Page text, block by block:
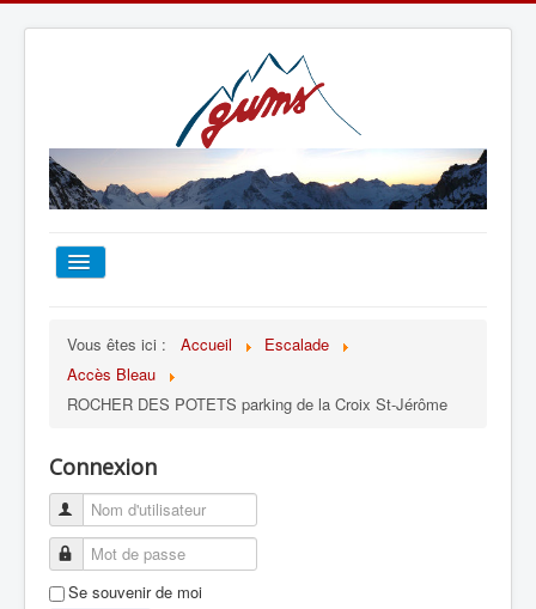
TOUT SUR LE GUMS
ALPINISME
SKI DE RANDONNÉE
Vous êtes ici : Accueil
Escalade
Accès Bleau
ROCHER DES POTETS parking de la Croix St-Jérôme
Connexion
Se souvenir de moi